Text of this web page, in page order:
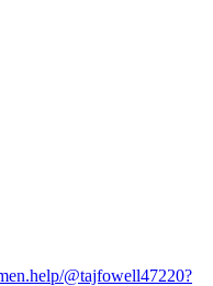
@tajfowell47220?